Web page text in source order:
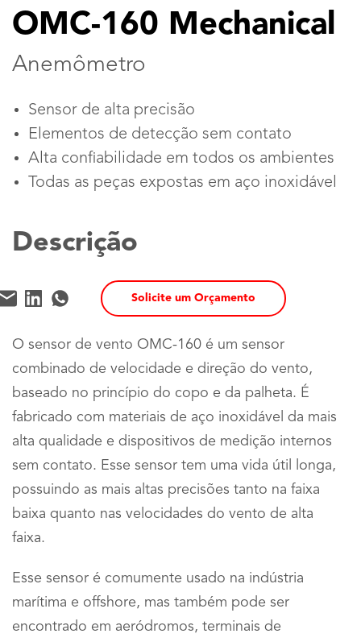
OMC-160 Mechanical
Anemômetro
Sensor de alta precisão
Elementos de detecção sem contato
Alta confiabilidade em todos os ambientes
Todas as peças expostas em aço inoxidável
Descrição
Solicite um Orçamento
O sensor de vento OMC-160 é um sensor
combinado de velocidade e direção do vento,
baseado no princípio do copo e da palheta. É
fabricado com materiais de aço inoxidável da mais
alta qualidade e dispositivos de medição internos
sem contato. Esse sensor tem uma vida útil longa,
possuindo as mais altas precisões tanto na faixa
baixa quanto nas velocidades do vento de alta
faixa.
Esse sensor é comumente usado na indústria
marítima e offshore, mas também pode ser
encontrado em aeródromos, terminais de